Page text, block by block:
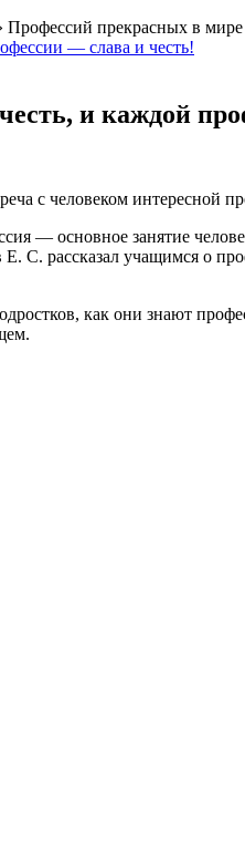
Профессий прекрасных в
и каждой
с человеком
— основное занятие
С. рассказал учащимся о
как они знают